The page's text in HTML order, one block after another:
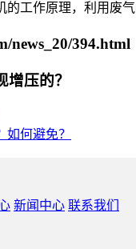
工作原理，利用废
news_20/394.html
压的？
何避免？
新闻中心 联系我们